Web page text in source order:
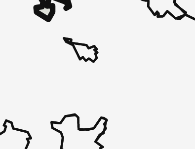
klären - in 30 Sekunden zu
uns zeitnah und unverbindlich bei Ihnen.